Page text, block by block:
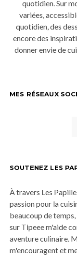
quotidien. Sur
variées,
quotidien, des
encore des
donner envie de
MES RÉSEAUX
SOUTENEZ LES
À travers Les
passion pour la
beaucoup de
sur Tipeee m'aide
aventure culinaire.
m'encouragent et